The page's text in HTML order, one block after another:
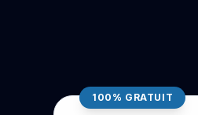
100% GRATUIT